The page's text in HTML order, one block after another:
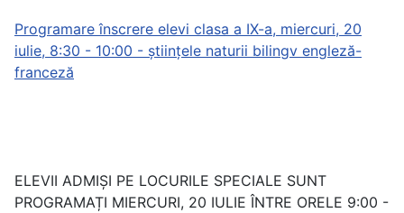
Programare înscrere elevi clasa a IX-a, miercuri, 20
iulie, 8:30 - 10:00 - științele naturii bilingv engleză-
franceză
ELEVII ADMIȘI PE LOCURILE SPECIALE SUNT
PROGRAMAȚI MIERCURI, 20 IULIE ÎNTRE ORELE 9:00 -